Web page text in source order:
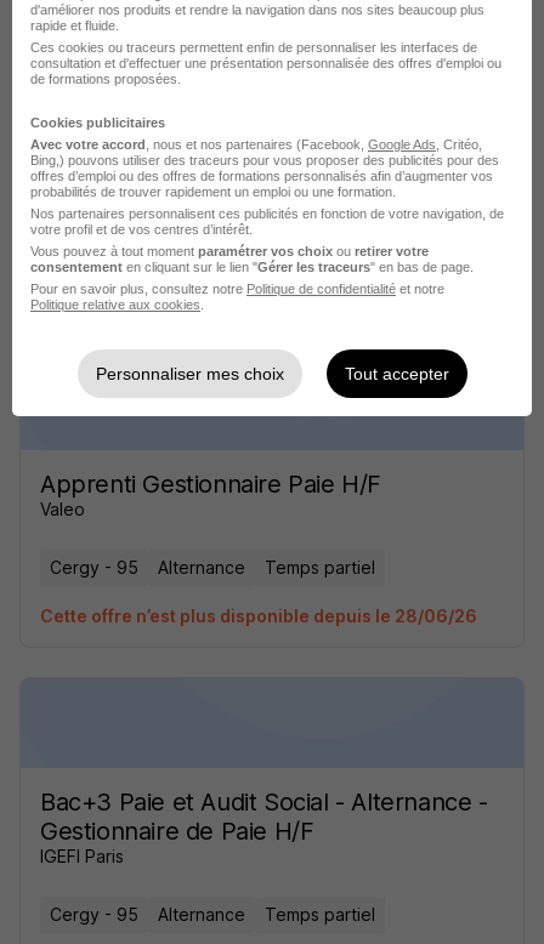
Apprenti Gestionnaire Paie H/F
Valeo
Cergy - 95 Alternance Temps partiel
Cette offre n’est plus disponible depuis le 28/06/26
Apprenti Gestionnaire Paie H/F
Valeo
Cergy - 95 Alternance Temps partiel
Cette offre n’est plus disponible depuis le 28/06/26
Bac+3 Paie et Audit Social - Alternance -
Gestionnaire de Paie H/F
IGEFI Paris
Cergy - 95 Alternance Temps partiel
d'améliorer nos produits et rendre la navigation dans nos sites beaucoup plus
rapide et fluide.
Ces cookies ou traceurs permettent enfin de personnaliser les interfaces de
consultation et d'effectuer une présentation personnalisée des offres d'emploi ou
de formations proposées.
Cookies publicitaires
Avec votre accord , nous et nos partenaires (Facebook, Google Ads , Critéo,
Bing,) pouvons utiliser des traceurs pour vous proposer des publicités pour des
offres d’emploi ou des offres de formations personnalisés afin d’augmenter vos
probabilités de trouver rapidement un emploi ou une formation.
Nos partenaires personnalisent ces publicités en fonction de votre navigation, de
votre profil et de vos centres d’intérêt.
Vous pouvez à tout moment paramétrer vos choix ou retirer votre
consentement en cliquant sur le lien "Gérer les traceurs" en bas de page.
Pour en savoir plus, consultez notre Politique de confidentialité et notre
Politique relative aux cookies
Personnaliser mes choix Tout accepter